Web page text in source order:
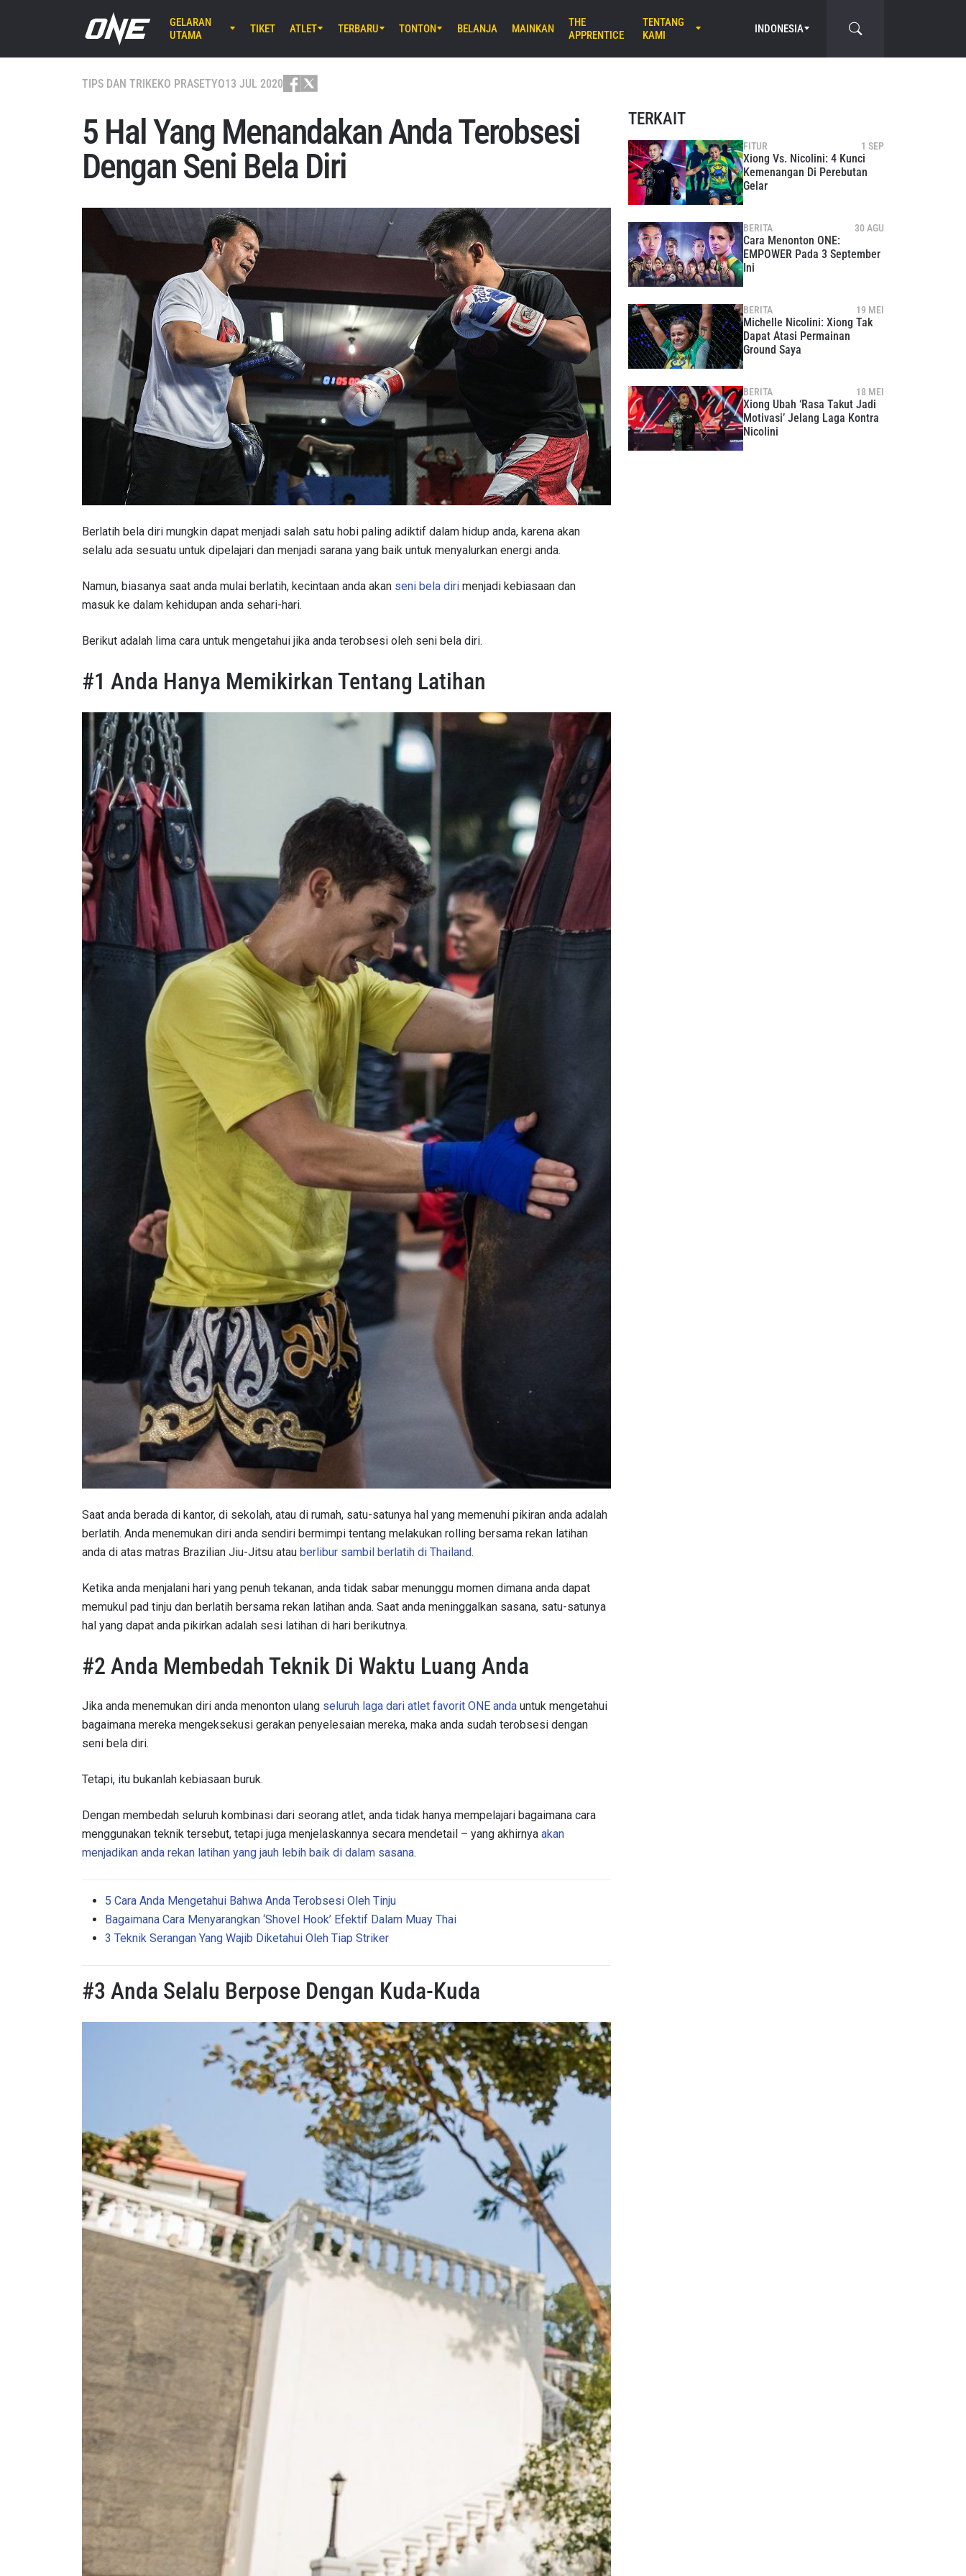
GELARAN
UTAMA
Lumpinee Stadium, Bangkok
ONE Friday Fights 165 & The Inner Circle
AGU 8 (SAB) 8:30 UTC
EBARA WAVE Arena Ota, Tokyo
ONE SAMURAI 2
TIKET ATLET TERBARU TONTON BELANJA MAINKAN
THE
APPRENTICE
TENTANG
KAMI
INDONESIA
TIPS DAN TRIKEKO PRASETYO13 JUL 2020
5 Hal Yang Menandakan Anda Terobsesi
Dengan Seni Bela Diri
Berlatih bela diri mungkin dapat menjadi salah satu hobi paling adiktif dalam hidup anda, karena akan
selalu ada sesuatu untuk dipelajari dan menjadi sarana yang baik untuk menyalurkan energi anda.
Namun, biasanya saat anda mulai berlatih, kecintaan anda akan seni bela diri menjadi kebiasaan dan
masuk ke dalam kehidupan anda sehari-hari.
Berikut adalah lima cara untuk mengetahui jika anda terobsesi oleh seni bela diri.
#1 Anda Hanya Memikirkan Tentang Latihan
Saat anda berada di kantor, di sekolah, atau di rumah, satu-satunya hal yang memenuhi pikiran anda adalah
berlatih. Anda menemukan diri anda sendiri bermimpi tentang melakukan rolling bersama rekan latihan
anda di atas matras Brazilian Jiu-Jitsu atau berlibur sambil berlatih di Thailand.
Ketika anda menjalani hari yang penuh tekanan, anda tidak sabar menunggu momen dimana anda dapat
memukul pad tinju dan berlatih bersama rekan latihan anda. Saat anda meninggalkan sasana, satu-satunya
hal yang dapat anda pikirkan adalah sesi latihan di hari berikutnya.
#2 Anda Membedah Teknik Di Waktu Luang Anda
Jika anda menemukan diri anda menonton ulang seluruh laga dari atlet favorit ONE anda untuk mengetahui
bagaimana mereka mengeksekusi gerakan penyelesaian mereka, maka anda sudah terobsesi dengan
seni bela diri.
Tetapi, itu bukanlah kebiasaan buruk.
Dengan membedah seluruh kombinasi dari seorang atlet, anda tidak hanya mempelajari bagaimana cara
menggunakan teknik tersebut, tetapi juga menjelaskannya secara mendetail – yang akhirnya akan
menjadikan anda rekan latihan yang jauh lebih baik di dalam sasana.
5 Cara Anda Mengetahui Bahwa Anda Terobsesi Oleh Tinju
Bagaimana Cara Menyarangkan ‘Shovel Hook’ Efektif Dalam Muay Thai
3 Teknik Serangan Yang Wajib Diketahui Oleh Tiap Striker
#3 Anda Selalu Berpose Dengan Kuda-Kuda
TERKAIT
FITUR 1 SEP
Xiong Vs. Nicolini: 4 Kunci
Kemenangan Di Perebutan
Gelar
BERITA 30 AGU
Cara Menonton ONE:
EMPOWER Pada 3 September
Ini
BERITA 19 MEI
Michelle Nicolini: Xiong Tak
Dapat Atasi Permainan
Ground Saya
BERITA 18 MEI
Xiong Ubah ‘Rasa Takut Jadi
Motivasi’ Jelang Laga Kontra
Nicolini
GELARAN
LIHAT SOROTAN TERBAIK
IKUTI PERKEMBANGAN TERBARU
Bawa ONE Championship kemana pun anda pergi! Daftar sekarang untuk mendapat
akses ke berita terbaru, tawaran spesial, dan akses awal untuk kursi terbaik di
gelaran langsung kami.
EMAIL
NAMA
BERLANGGANAN
Dengan mengirimkan formulir ini, anda menyetujui pengumpulan, penggunaan dan
pembukaan informasi anda berdasarkanKebijakan Privasikami. Anda dapat